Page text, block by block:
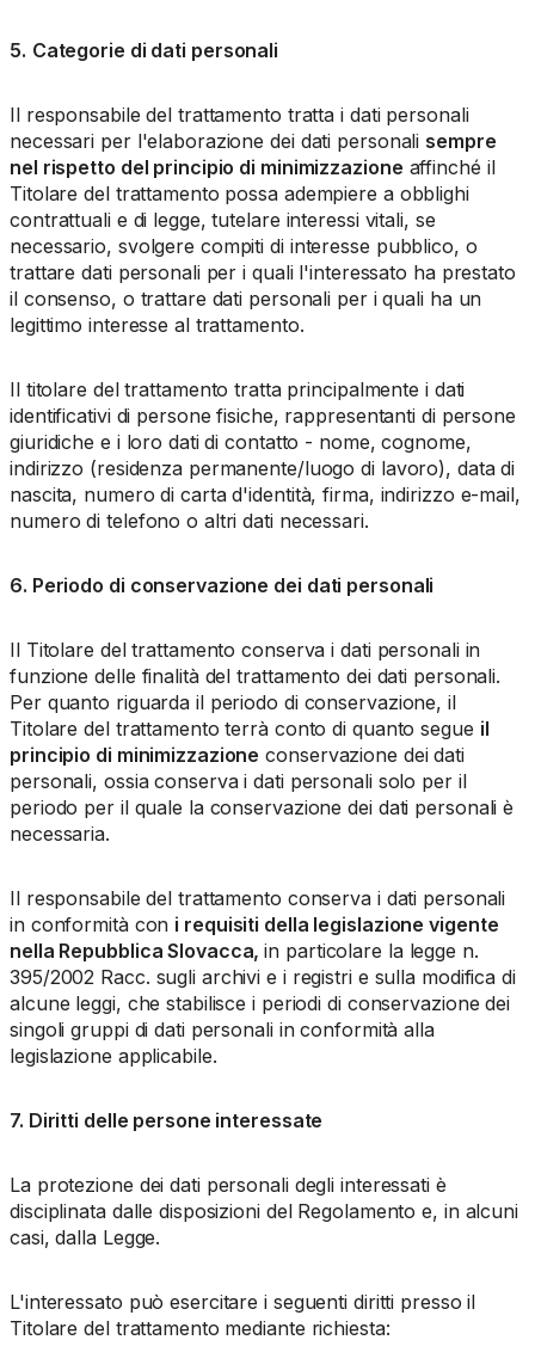
5. Categorie di dati personali
Il responsabile del trattamento tratta i dati personali
necessari per l'elaborazione dei dati personali sempre
nel rispetto del principio di minimizzazione affinché il
Titolare del trattamento possa adempiere a obblighi
contrattuali e di legge, tutelare interessi vitali, se
necessario, svolgere compiti di interesse pubblico, o
trattare dati personali per i quali l'interessato ha prestato
il consenso, o trattare dati personali per i quali ha un
legittimo interesse al trattamento.
Il titolare del trattamento tratta principalmente i dati
identificativi di persone fisiche, rappresentanti di persone
giuridiche e i loro dati di contatto - nome, cognome,
indirizzo (residenza permanente/luogo di lavoro), data di
nascita, numero di carta d'identità, firma, indirizzo e-mail,
numero di telefono o altri dati necessari.
6. Periodo di conservazione dei dati personali
Il Titolare del trattamento conserva i dati personali in
funzione delle finalità del trattamento dei dati personali.
Per quanto riguarda il periodo di conservazione, il
Titolare del trattamento terrà conto di quanto segue il
principio di minimizzazione conservazione dei dati
personali, ossia conserva i dati personali solo per il
periodo per il quale la conservazione dei dati personali è
necessaria.
Il responsabile del trattamento conserva i dati personali
in conformità con i requisiti della legislazione vigente
nella Repubblica Slovacca,in particolare la legge n.
395/2002 Racc. sugli archivi e i registri e sulla modifica di
alcune leggi, che stabilisce i periodi di conservazione dei
singoli gruppi di dati personali in conformità alla
legislazione applicabile.
7. Diritti delle persone interessate
La protezione dei dati personali degli interessati è
disciplinata dalle disposizioni del Regolamento e, in alcuni
casi, dalla Legge.
L'interessato può esercitare i seguenti diritti presso il
Titolare del trattamento mediante richiesta: